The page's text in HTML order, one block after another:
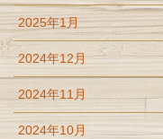
2025年1月
2024年12月
2024年11月
2024年10月